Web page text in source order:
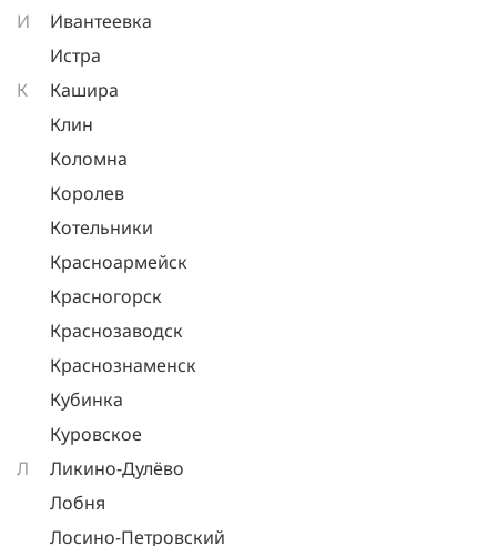
И
Ивантеевка
Истра
К
Кашира
Клин
Коломна
Королев
Котельники
Красноармейск
Красногорск
Краснозаводск
Краснознаменск
Кубинка
Куровское
Л
Ликино-Дулёво
Лобня
Лосино-Петровский